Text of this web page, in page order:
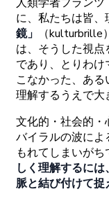
に、 私たちは皆、
鏡」
（kulturbrille）
は、 そうした視点
であり、と りわけ
こなかった、 ある
理解するうえで大
文化的 ・ 社会的 ・
バイラルの波によ
もれてしまいがち
しく 理解するには、
脈と結び付けて捉